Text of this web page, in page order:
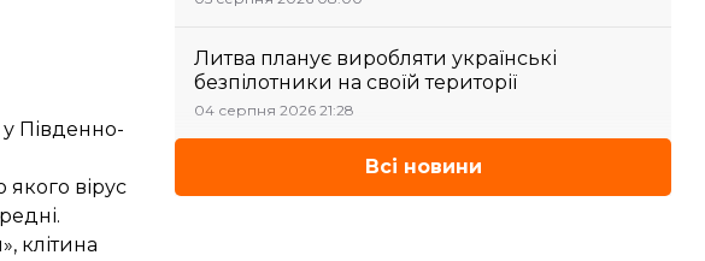
у Південно-
вірус
.
клітина
Литва планує виробляти українські
безпілотники на своїй території
04 серпня 2026 21:28
Всі новини